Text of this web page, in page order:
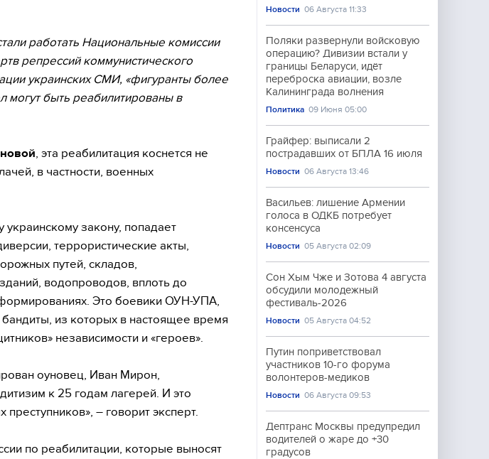
работать Национальные комиссии
репрессий коммунистического
украинских СМИ, «фигуранты более
могут быть реабилитированы в
, эта реабилитация коснется не
в частности, военных
закону, попадает
террористические акты,
путей, складов,
водопроводов, вплоть до
Это боевики ОУН-УПА,
из которых в настоящее время
независимости и «героев».
оуновец, Иван Мирон,
к 25 годам лагерей. И это
– говорит эксперт.
по реабилитации, которые выносят
Новости 06 Августа 11:33
Поляки развернули войсковую
операцию? Дивизии встали у
границы Беларуси, идёт
переброска авиации, возле
Калининграда волнения
Политика 09 Июня 05:00
Грайфер: выписали 2
пострадавших от БПЛА 16 июля
Новости 06 Августа 13:46
Васильев: лишение Армении
голоса в ОДКБ потребует
консенсуса
Новости 05 Августа 02:09
Сон Хым Чже и Зотова 4 августа
обсудили молодежный
фестиваль-2026
Новости 05 Августа 04:52
Путин поприветствовал
участников 10-го форума
волонтеров-медиков
Новости 06 Августа 09:53
Дептранс Москвы предупредил
водителей о жаре до +30
градусов